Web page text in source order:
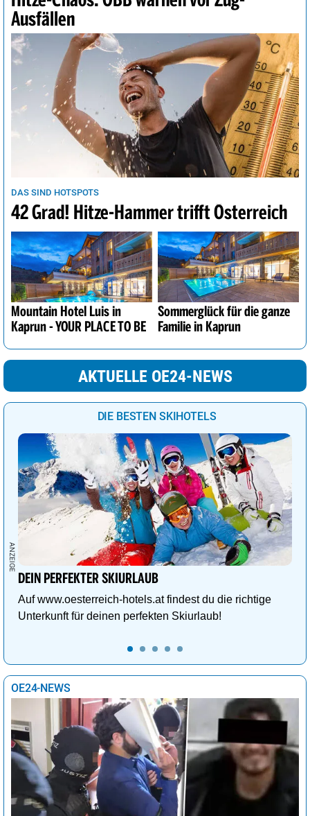
Ausfällen
DAS SIND HOTSPOTS
42 Grad! Hitze-Hammer trifft Österreich
Mountain Hotel Luis in
Kaprun - YOUR PLACE TO BE
Sommerglück für die ganze
Familie in Kaprun
AKTUELLE OE24-NEWS
DIE BESTEN SKIHOTELS
DEIN PERFEKTER SKIURLAUB
Auf www.oesterreich-hotels.at findest du die richtige
Unterkunft für deinen perfekten Skiurlaub!
OE24-NEWS